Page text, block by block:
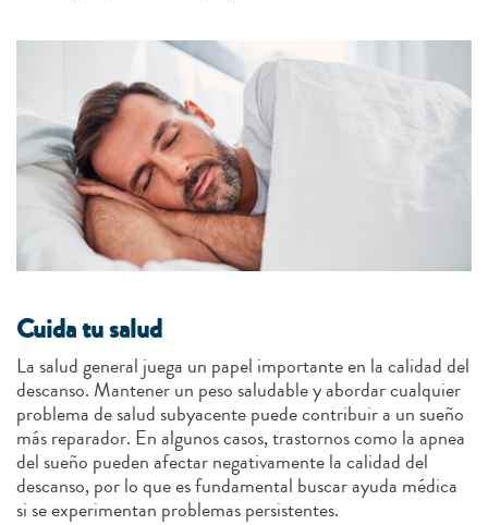
Cuida tu salud
La salud general juega un papel importante en la calidad del
descanso. Mantener un peso saludable y abordar cualquier
problema de salud subyacente puede contribuir a un sueño
más reparador. En algunos casos, trastornos como la apnea
del sueño pueden afectar negativamente la calidad del
descanso, por lo que es fundamental buscar ayuda médica
si se experimentan problemas persistentes.